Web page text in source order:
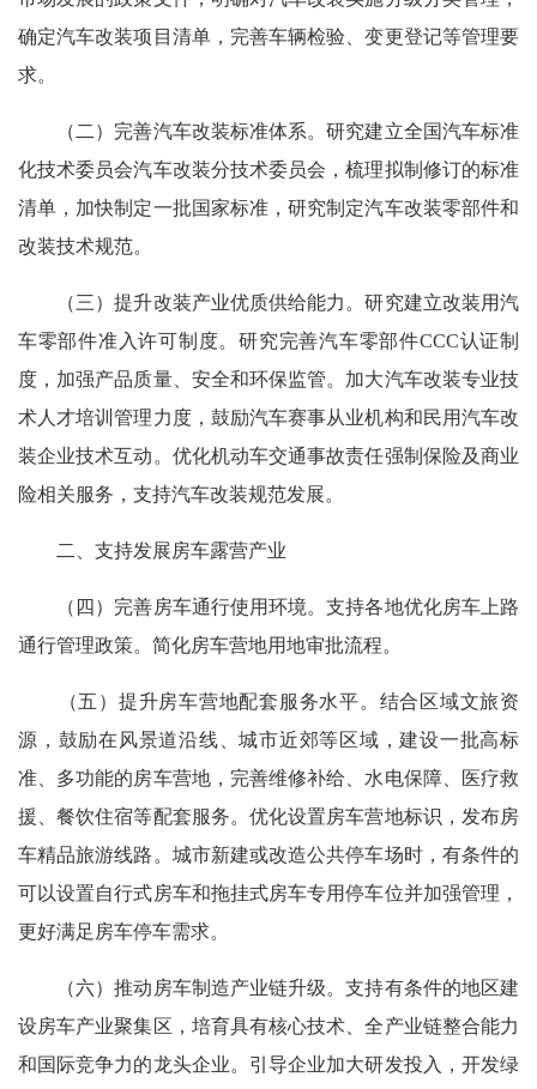
确定汽车改装项目清单，完善车辆检验、变更登记等管理要
求。
（二）完善汽车改装标准体系。研究建立全国汽车标准
化技术委员会汽车改装分技术委员会，梳理拟制修订的标准
清单，加快制定一批国家标准，研究制定汽车改装零部件和
改装技术规范。
（三）提升改装产业优质供给能力。研究建立改装用汽
车零部件准入许可制度。研究完善汽车零部件CCC认证制
度，加强产品质量、安全和环保监管。加大汽车改装专业技
术人才培训管理力度，鼓励汽车赛事从业机构和民用汽车改
装企业技术互动。优化机动车交通事故责任强制保险及商业
险相关服务，支持汽车改装规范发展。
二、支持发展房车露营产业
（四）完善房车通行使用环境。支持各地优化房车上路
通行管理政策。简化房车营地用地审批流程。
（五）提升房车营地配套服务水平。结合区域文旅资
源，鼓励在风景道沿线、城市近郊等区域，建设一批高标
准、多功能的房车营地，完善维修补给、水电保障、医疗救
援、餐饮住宿等配套服务。优化设置房车营地标识，发布房
车精品旅游线路。城市新建或改造公共停车场时，有条件的
可以设置自行式房车和拖挂式房车专用停车位并加强管理，
更好满足房车停车需求。
（六）推动房车制造产业链升级。支持有条件的地区建
设房车产业聚集区，培育具有核心技术、全产业链整合能力
和国际竞争力的龙头企业。引导企业加大研发投入，开发绿